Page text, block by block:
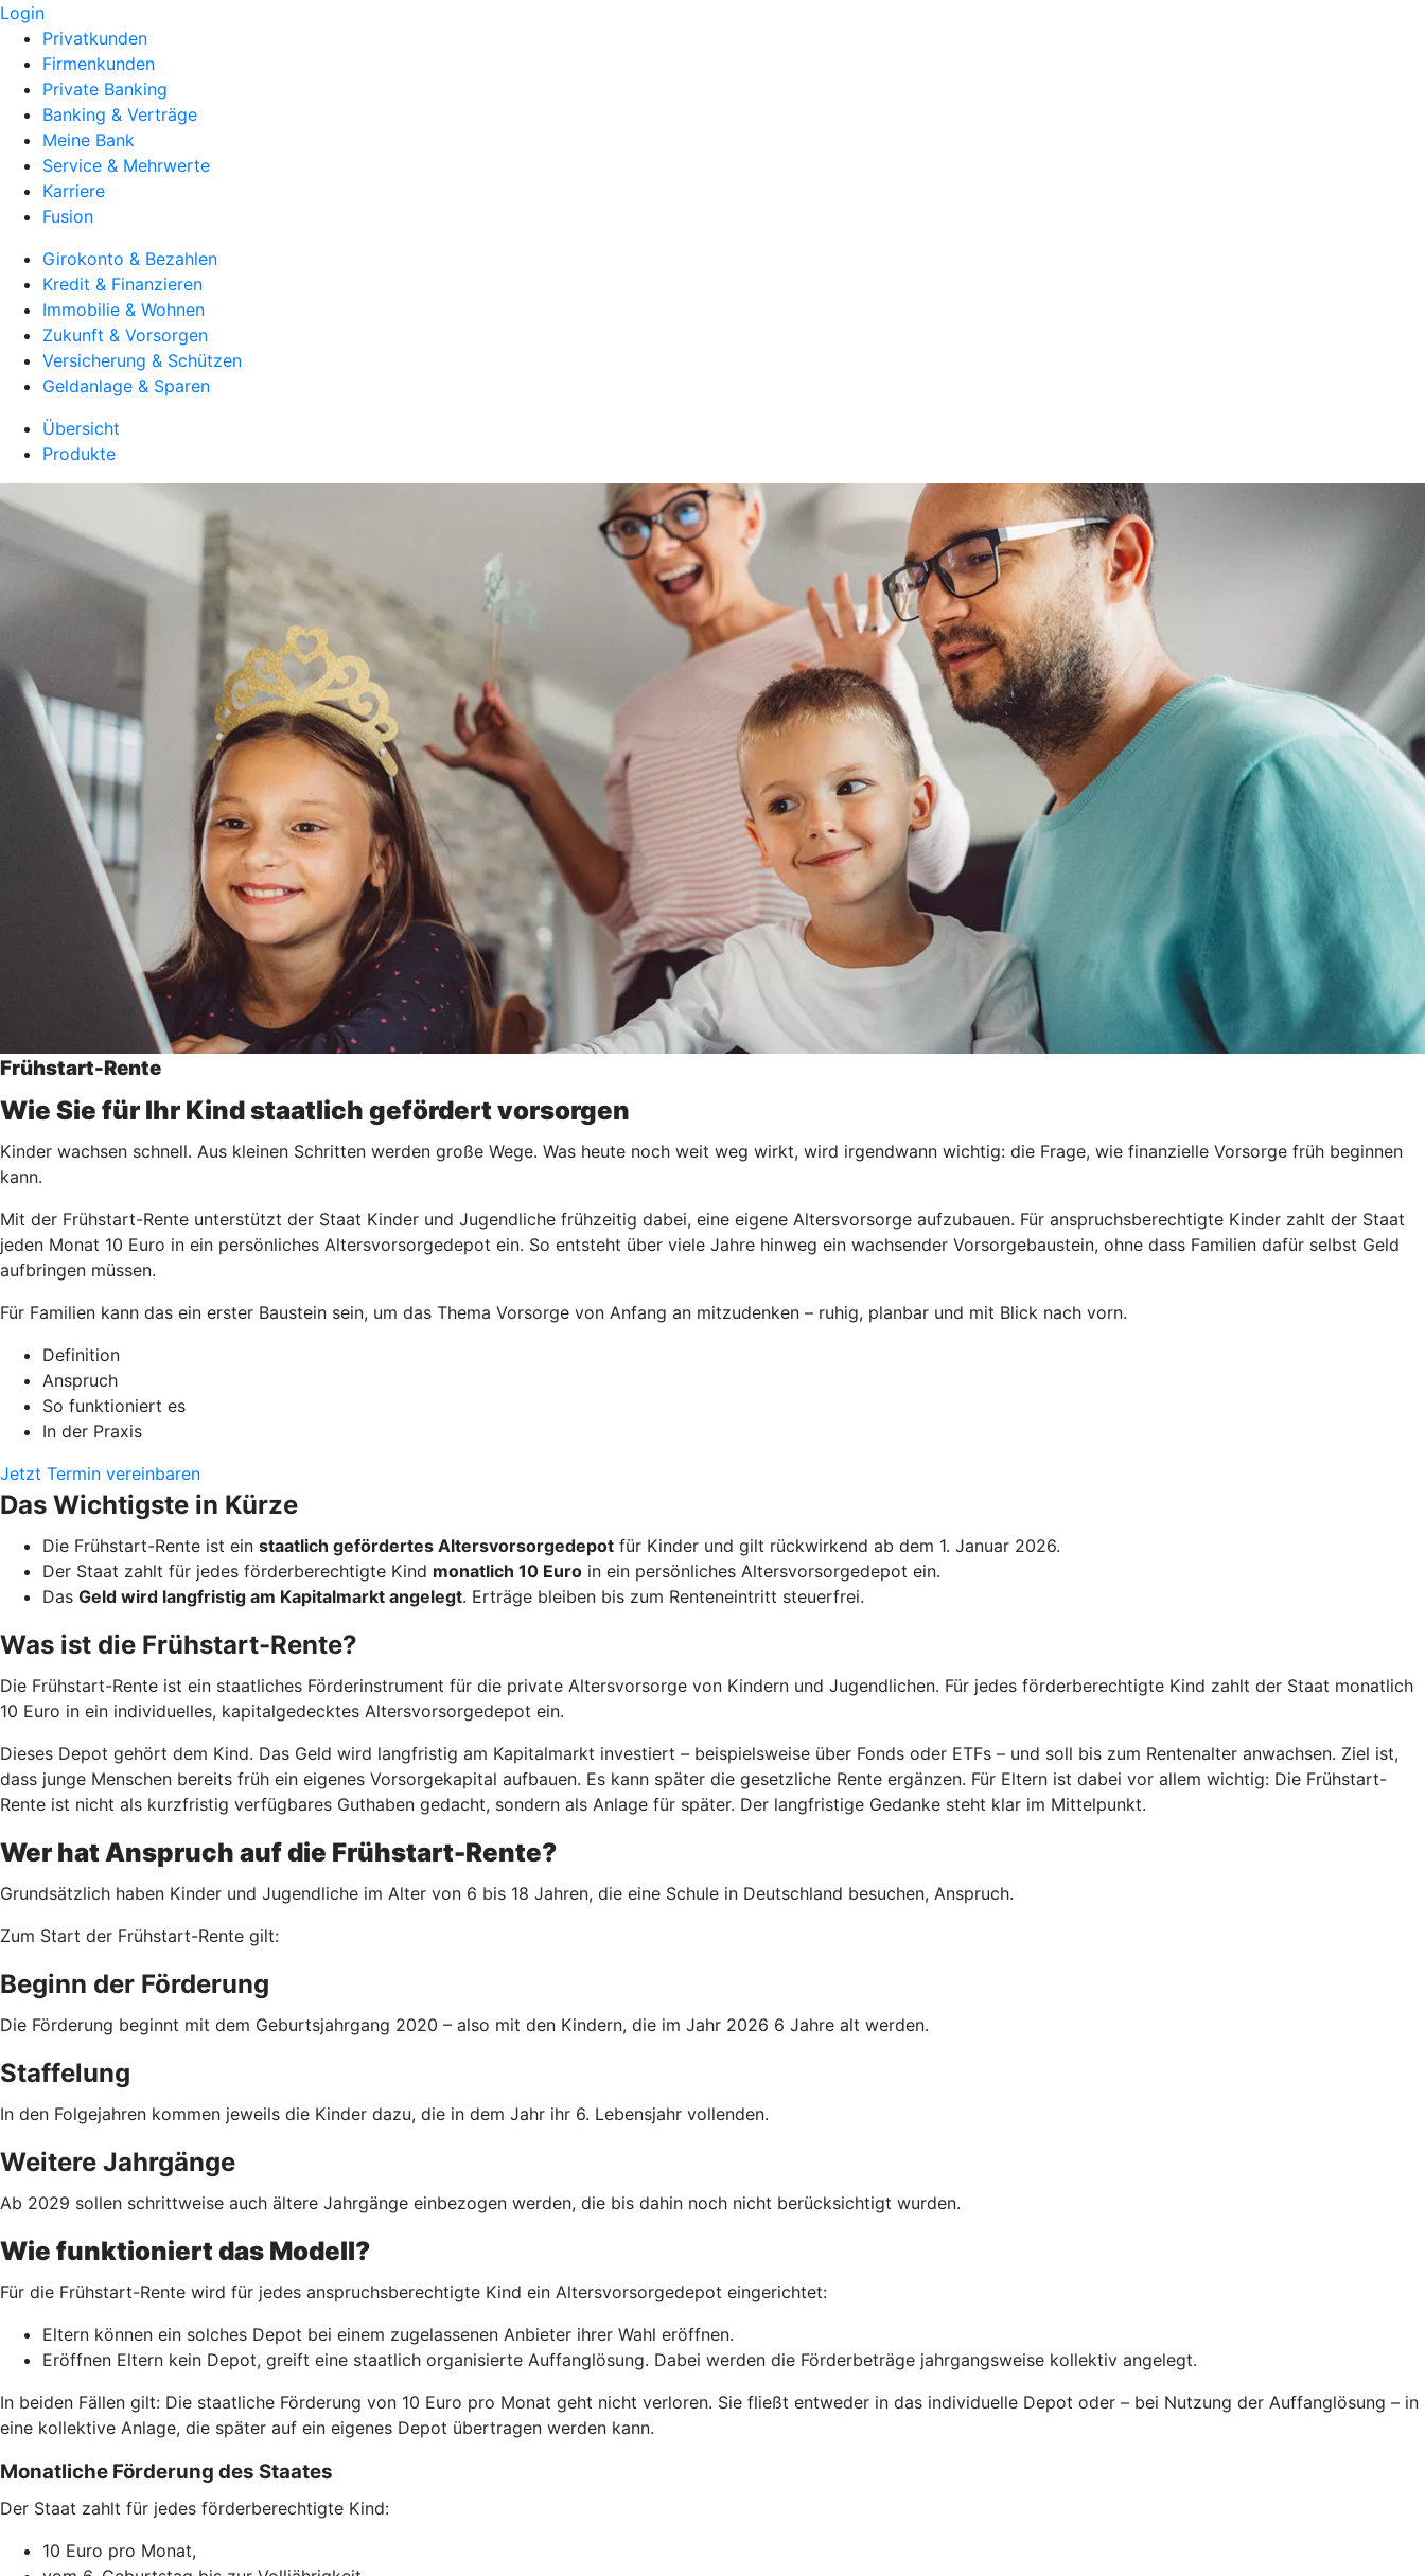
Login
Privatkunden
Firmenkunden
Private Banking
Banking & Verträge
Meine Bank
Service & Mehrwerte
Karriere
Fusion
Girokonto & Bezahlen
Kredit & Finanzieren
Immobilie & Wohnen
Zukunft & Vorsorgen
Versicherung & Schützen
Geldanlage & Sparen
Übersicht
Produkte
Frühstart-Rente
Wie Sie für Ihr Kind staatlich gefördert vorsorgen
Kinder wachsen schnell. Aus kleinen Schritten werden große Wege. Was heute noch weit weg wirkt, wird irgendwann wichtig: die Frage, wie finanzielle Vorsorge früh beginnen
kann.
Mit der Frühstart-Rente unterstützt der Staat Kinder und Jugendliche frühzeitig dabei, eine eigene Altersvorsorge aufzubauen. Für anspruchsberechtigte Kinder zahlt der Staat
jeden Monat 10 Euro in ein persönliches Altersvorsorgedepot ein. So entsteht über viele Jahre hinweg ein wachsender Vorsorgebaustein, ohne dass Familien dafür selbst Geld
aufbringen müssen.
Für Familien kann das ein erster Baustein sein, um das Thema Vorsorge von Anfang an mitzudenken – ruhig, planbar und mit Blick nach vorn.
Definition
Anspruch
So funktioniert es
In der Praxis
Jetzt Termin vereinbaren
Das Wichtigste in Kürze
Die Frühstart-Rente ist ein staatlich gefördertes Altersvorsorgedepot für Kinder und gilt rückwirkend ab dem 1. Januar 2026.
Der Staat zahlt für jedes förderberechtigte Kind monatlich 10 Euro in ein persönliches Altersvorsorgedepot ein.
Das Geld wird langfristig am Kapitalmarkt angelegt. Erträge bleiben bis zum Renteneintritt steuerfrei.
Was ist die Frühstart-Rente?
Die Frühstart-Rente ist ein staatliches Förderinstrument für die private Altersvorsorge von Kindern und Jugendlichen. Für jedes förderberechtigte Kind zahlt der Staat monatlich
10 Euro in ein individuelles, kapitalgedecktes Altersvorsorgedepot ein.
Dieses Depot gehört dem Kind. Das Geld wird langfristig am Kapitalmarkt investiert – beispielsweise über Fonds oder ETFs – und soll bis zum Rentenalter anwachsen. Ziel ist,
dass junge Menschen bereits früh ein eigenes Vorsorgekapital aufbauen. Es kann später die gesetzliche Rente ergänzen. Für Eltern ist dabei vor allem wichtig: Die Frühstart-
Rente ist nicht als kurzfristig verfügbares Guthaben gedacht, sondern als Anlage für später. Der langfristige Gedanke steht klar im Mittelpunkt.
Wer hat Anspruch auf die Frühstart-Rente?
Grundsätzlich haben Kinder und Jugendliche im Alter von 6 bis 18 Jahren, die eine Schule in Deutschland besuchen, Anspruch.
Zum Start der Frühstart-Rente gilt:
Beginn der Förderung
Die Förderung beginnt mit dem Geburtsjahrgang 2020 – also mit den Kindern, die im Jahr 2026 6 Jahre alt werden.
Staffelung
In den Folgejahren kommen jeweils die Kinder dazu, die in dem Jahr ihr 6. Lebensjahr vollenden.
Weitere Jahrgänge
Ab 2029 sollen schrittweise auch ältere Jahrgänge einbezogen werden, die bis dahin noch nicht berücksichtigt wurden.
Wie funktioniert das Modell?
Für die Frühstart-Rente wird für jedes anspruchsberechtigte Kind ein Altersvorsorgedepot eingerichtet:
Eltern können ein solches Depot bei einem zugelassenen Anbieter ihrer Wahl eröffnen.
Eröffnen Eltern kein Depot, greift eine staatlich organisierte Auffanglösung. Dabei werden die Förderbeträge jahrgangsweise kollektiv angelegt.
In beiden Fällen gilt: Die staatliche Förderung von 10 Euro pro Monat geht nicht verloren. Sie fließt entweder in das individuelle Depot oder – bei Nutzung der Auffanglösung – in
eine kollektive Anlage, die später auf ein eigenes Depot übertragen werden kann.
Monatliche Förderung des Staates
Der Staat zahlt für jedes förderberechtigte Kind:
10 Euro pro Monat,